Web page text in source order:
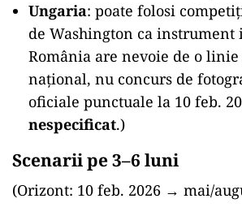
Ungaria: poate folosi
de Washington ca
România are nevoie de o
național, nu concurs de
oficiale punctuale la 10 feb.
nespecificat.)
Scenarii pe 3–6 luni
(Orizont: 10 feb. 2026 → mai/